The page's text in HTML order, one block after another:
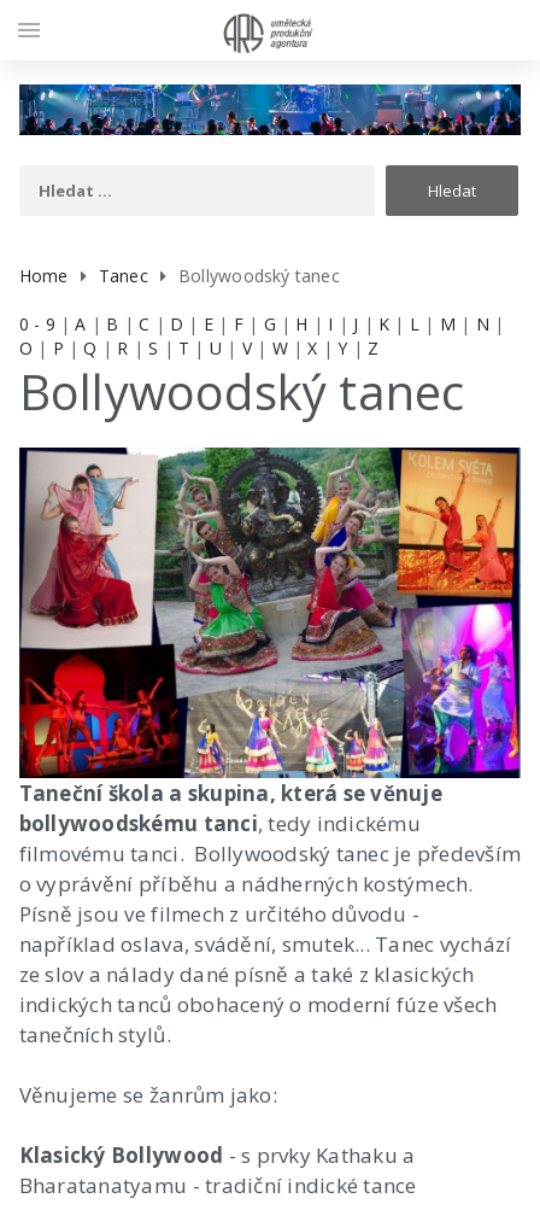
Home Tanec Bollywoodský tanec
0 - 9 |A | B |C | D | E | F| G | H | I | J | K | L | M | N |
O | P |Q | R |S | T | U | V| W|X |Y | Z
Bollywoodský tanec
Taneční škola a skupina, která se věnuje
bollywoodskému tanci, tedy indickému
filmovému tanci. Bollywoodský tanec je především
o vyprávění příběhu a nádherných kostýmech.
Písně jsou ve filmech z určitého důvodu -
například oslava, svádění, smutek... Tanec vychází
ze slov a nálady dané písně a také z klasických
indických tanců obohacený o moderní fúze všech
tanečních stylů.
Věnujeme se žanrům jako:
Klasický Bollywood - s prvky Kathaku a
Bharatanatyamu - tradiční indické tance
menu